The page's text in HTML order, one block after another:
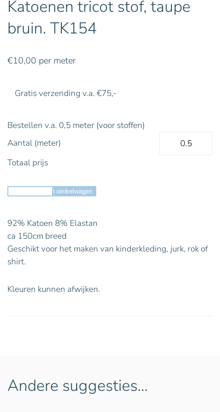
Katoenen tricot stof, taupe
bruin. TK154
€10,00 per meter
Gratis verzending v.a. €75,-
Bestellen v.a. 0,5 meter (voor stoffen)
Aantal (meter)
Totaal prijs
Toevoegen aan winkelwagen
92% Katoen 8% Elastan
ca 150cm breed
Geschikt voor het maken van kinderkleding, jurk, rok of
shirt.
Kleuren kunnen afwijken.
Andere suggesties…